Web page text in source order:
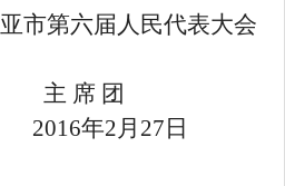
人民代表大会
团
月27日